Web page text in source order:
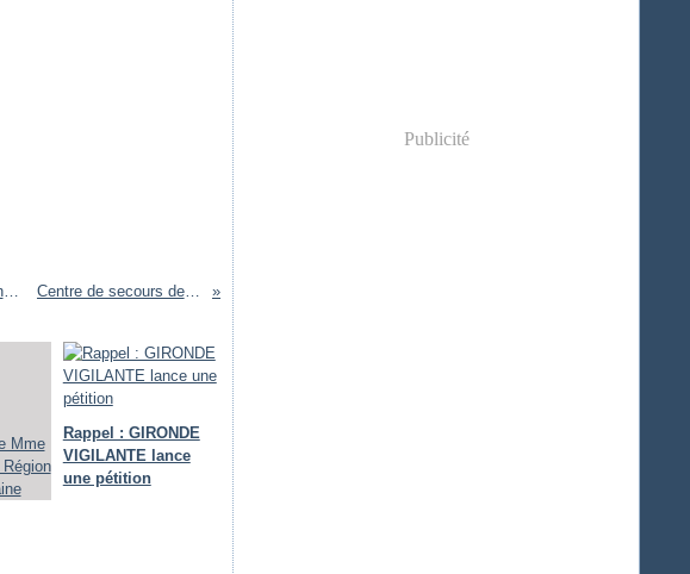
Ouverture toute l'année du centre de secours de Hourtin de 7 heures à 19 heures Centre de secours de Carcans
Rappel : GIRONDE
VIGILANTE lance
une pétition
Publicité